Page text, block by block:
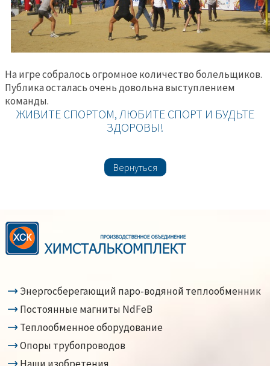
На игре собралось огромное количество болельщиков.
Публика осталась очень довольна выступлением
команды.
ЖИВИТЕ СПОРТОМ, ЛЮБИТЕ СПОРТ И БУДЬТЕ
ЗДОРОВЫ!
Вернуться
Энергосберегающий паро-водяной теплообменник
Постоянные магниты NdFeB
Теплообменное оборудование
Опоры трубопроводов